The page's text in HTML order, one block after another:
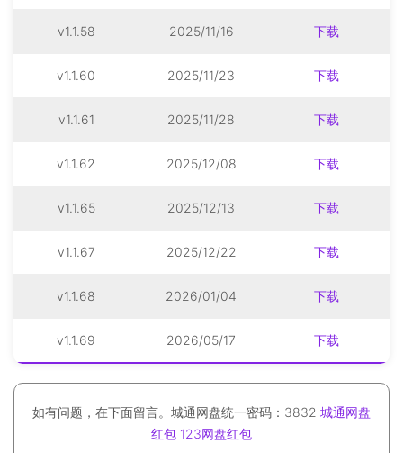
v1.1.58 2025/11/16 下载
v1.1.60 2025/11/23 下载
v1.1.61 2025/11/28 下载
v1.1.62 2025/12/08 下载
v1.1.65 2025/12/13 下载
v1.1.67 2025/12/22 下载
v1.1.68 2026/01/04 下载
v1.1.69 2026/05/17 下载
如有问题，在下面留言。城通网盘统一密码：3832 城通网盘
红包 123网盘红包